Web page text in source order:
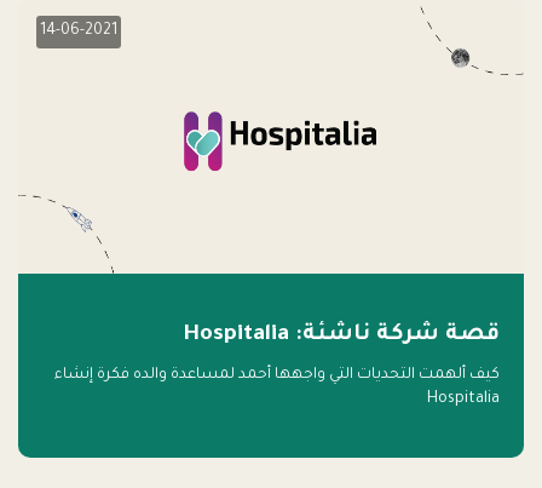
14-06-2021
قصة شركة ناشئة: Hospitalia
كيف ألهمت التحديات التي واجهها أحمد لمساعدة والده فكرة إنشاء
Hospitalia